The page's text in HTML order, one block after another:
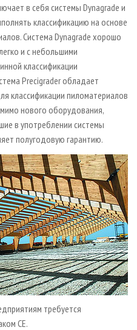
в себя системы Dynagrade и
классификацию на основе
Система Dynagrade хорошо
и с небольшими
классификации
Precigrader обладает
классификации пиломатериалов
нового оборудования,
в употреблении системы
полугодовую гарантию.
требуется
СЕ.